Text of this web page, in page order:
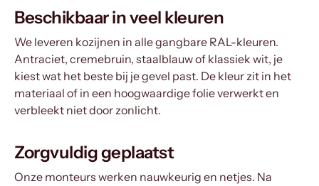
Beschikbaar in veel kleuren
We leveren kozijnen in alle gangbare RAL-kleuren.
Antraciet, cremebruin, staalblauw of klassiek wit, je
kiest wat het beste bij je gevel past. De kleur zit in het
materiaal of in een hoogwaardige folie verwerkt en
verbleekt niet door zonlicht.
Zorgvuldig geplaatst
Onze monteurs werken nauwkeurig en netjes. Na